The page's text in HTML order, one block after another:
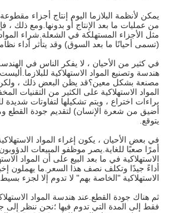
يمكن لأنظمة البلازما اليوم إنتاج أجزاء
من عمليات ما بعد الإنتاج أو بدونها.ومع ذلك ،
مثل الأجزاء المستهلكة في الشعلة.شراء المواد
(تسمى أحيانًا ما بعد السوق) وقد يتأثر أداء
في كثير من الأحيان ، لا يفكر الناس في
هندسة وتصنيع المواد الاستهلاكية
مصنعة بشكل معين؟قد يظن البعض ذلك ، ولكن
المواد الاستهلاكية على الكثير من التقنيات
براءات اختراع ، ويتم تشكيلها لتفاوتات شديدة
أضيق من شعرة الإنسان) لتقديم جودة القطع
يتوقع.
في بعض الأحيان ، يكون إغراء المواد
أمرًا صعبًا للغاية.يصر موظفو المبيعات
الاستهلاكية في ما بعد البيع على أن المواد
أداءً جيدًا وتكلف نصف هذا السعر.ما يهملون
الاستهلاكية "الخاصة بهم" لا تدوم إلا لجزء
ثم هناك جودة القطع.عند هندسة المواد
فقط إلى المدة التي تدوم فيها ؛نحن ننظر إلى